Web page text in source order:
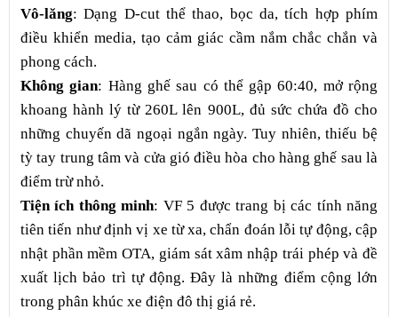
Vô-lăng: Dạng D-cut thể thao, bọc da, tích hợp phím
điều khiển media, tạo cảm giác cầm nắm chắc chắn và
phong cách.
Không gian: Hàng ghế sau có thể gập 60:40, mở rộng
khoang hành lý từ 260L lên 900L, đủ sức chứa đồ cho
những chuyến dã ngoại ngắn ngày. Tuy nhiên, thiếu bệ
tỳ tay trung tâm và cửa gió điều hòa cho hàng ghế sau là
điểm trừ nhỏ.
Tiện ích thông minh: VF 5 được trang bị các tính năng
tiên tiến như định vị xe từ xa, chẩn đoán lỗi tự động, cập
nhật phần mềm OTA, giám sát xâm nhập trái phép và đề
xuất lịch bảo trì tự động. Đây là những điểm cộng lớn
trong phân khúc xe điện đô thị giá rẻ.